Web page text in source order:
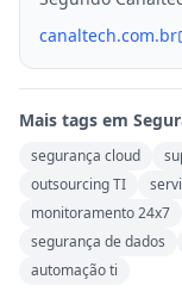
canaltech.com.br
Mais tags em
segurança cloud
outsourcing TI
monitoramento 24x7
segurança de dados
automação ti